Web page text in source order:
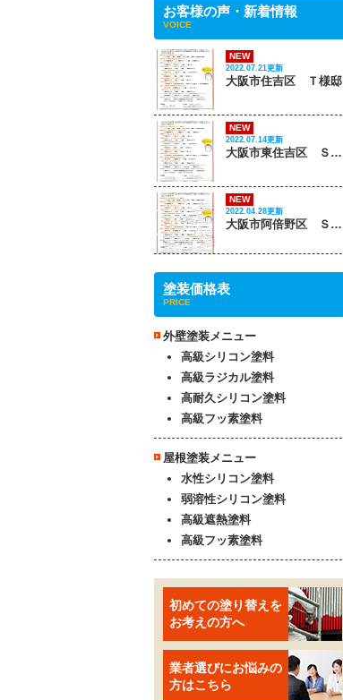
お客様の声・新着情報
VOICE
NEW
2022.07.21更新
大阪市住吉区 Ｔ様邸
NEW
2022.07.14更新
大阪市東住吉区 Ｓ様邸
NEW
2022.04.28更新
大阪市阿倍野区 Ｓ様邸
塗装価格表
PRICE
外壁塗装メニュー
高級シリコン塗料
高級ラジカル塗料
高耐久シリコン塗料
高級フッ素塗料
屋根塗装メニュー
水性シリコン塗料
弱溶性シリコン塗料
高級遮熱塗料
高級フッ素塗料
初めての塗り替えを
お考えの方へ
業者選びにお悩みの
方はこちら